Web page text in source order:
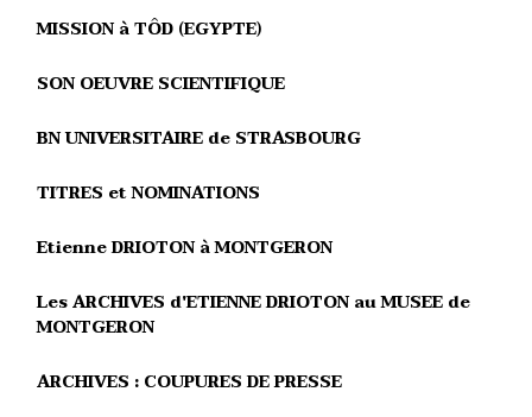
MISSION à TÔD (EGYPTE)
SON OEUVRE SCIENTIFIQUE
BN UNIVERSITAIRE de STRASBOURG
TITRES et NOMINATIONS
Etienne DRIOTON à MONTGERON
Les ARCHIVES d'ETIENNE DRIOTON au MUSEE de
MONTGERON
ARCHIVES : COUPURES DE PRESSE